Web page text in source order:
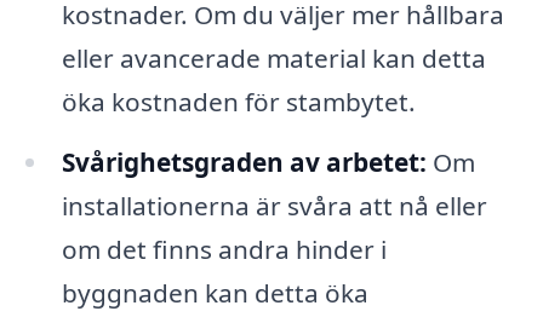
kostnader. Om du väljer mer hållbara
eller avancerade material kan detta
öka kostnaden för stambytet.
Svårighetsgraden av arbetet: Om
installationerna är svåra att nå eller
om det finns andra hinder i
byggnaden kan detta öka